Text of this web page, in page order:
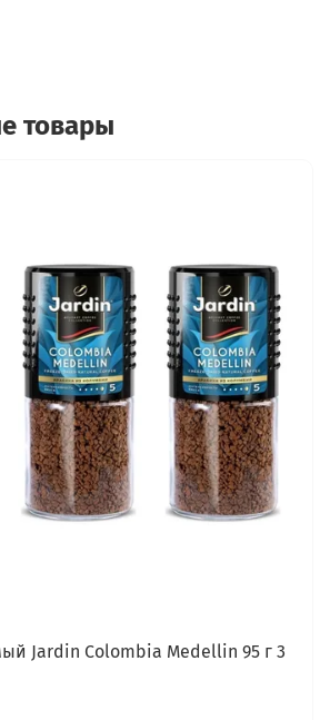
товары
Jardin Colombia Medellin 95 г 3